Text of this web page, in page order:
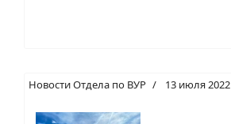
Новости Отдела по ВУР 13 июля 2022